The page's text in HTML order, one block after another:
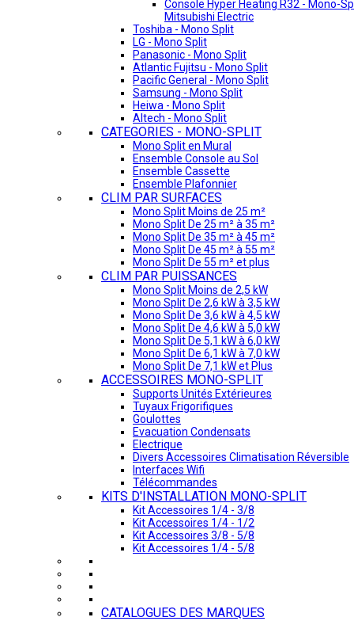
Console Hyper Heating R32 - Mono-
Mitsubishi Electric
Toshiba - Mono Split
LG - Mono Split
Panasonic - Mono Split
Atlantic Fujitsu - Mono Split
Pacific General - Mono Split
Samsung - Mono Split
Heiwa - Mono Split
Altech - Mono Split
CATEGORIES - MONO-SPLIT
Mono Split en Mural
Ensemble Console au Sol
Ensemble Cassette
Ensemble Plafonnier
CLIM PAR SURFACES
Mono Split Moins de 25 m²
Mono Split De 25 m² à 35 m²
Mono Split De 35 m² à 45 m²
Mono Split De 45 m² à 55 m²
Mono Split De 55 m² et plus
CLIM PAR PUISSANCES
Mono Split Moins de 2,5 kW
Mono Split De 2,6 kW à 3,5 kW
Mono Split De 3,6 kW à 4,5 kW
Mono Split De 4,6 kW à 5,0 kW
Mono Split De 5,1 kW à 6,0 kW
Mono Split De 6,1 kW à 7,0 kW
Mono Split De 7,1 kW et Plus
ACCESSOIRES MONO-SPLIT
Supports Unités Extérieures
Tuyaux Frigorifiques
Goulottes
Evacuation Condensats
Electrique
Divers Accessoires Climatisation Réversible
Interfaces Wifi
Télécommandes
KITS D'INSTALLATION MONO-SPLIT
Kit Accessoires 1/4 - 3/8
Kit Accessoires 1/4 - 1/2
Kit Accessoires 3/8 - 5/8
Kit Accessoires 1/4 - 5/8
CATALOGUES DES MARQUES